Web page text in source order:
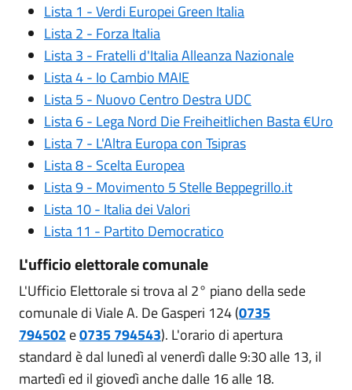
Lista 1 - Verdi Europei Green Italia
Lista 2 - Forza Italia
Lista 3 - Fratelli d'Italia Alleanza Nazionale
Lista 4 - Io Cambio MAIE
Lista 5 - Nuovo Centro Destra UDC
Lista 6 - Lega Nord Die Freiheitlichen Basta €Uro
Lista 7 - L'Altra Europa con Tsipras
Lista 8 - Scelta Europea
Lista 9 - Movimento 5 Stelle Beppegrillo.it
Lista 10 - Italia dei Valori
Lista 11 - Partito Democratico
L'ufficio elettorale comunale
L'Ufficio Elettorale si trova al 2° piano della sede
comunale di Viale A. De Gasperi 124 (0735
794502 e0735 794543). L'orario di apertura
standard è dal lunedì al venerdì dalle 9:30 alle 13, il
martedì ed il giovedì anche dalle 16 alle 18.